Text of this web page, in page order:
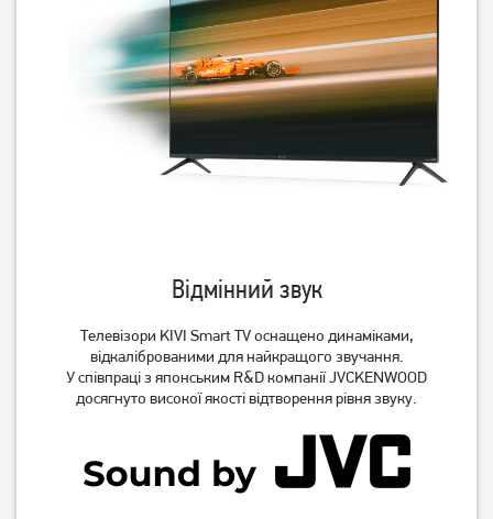
Відмінний звук
Телевізори KIVI Smart TV оснащено динаміками,
відкаліброваними для найкращого звучання.
У співпраці з японським R&D компанії JVCKENWOOD
досягнуто високої якості відтворення рівня звуку.